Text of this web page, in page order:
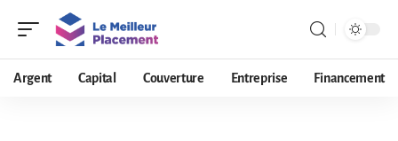
Argent Capital Couverture Entreprise Financement